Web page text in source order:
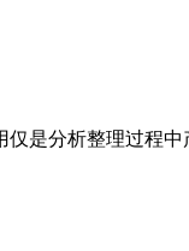
是分析整理过程中